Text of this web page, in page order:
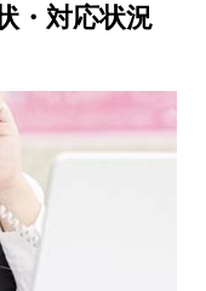
・対応状況